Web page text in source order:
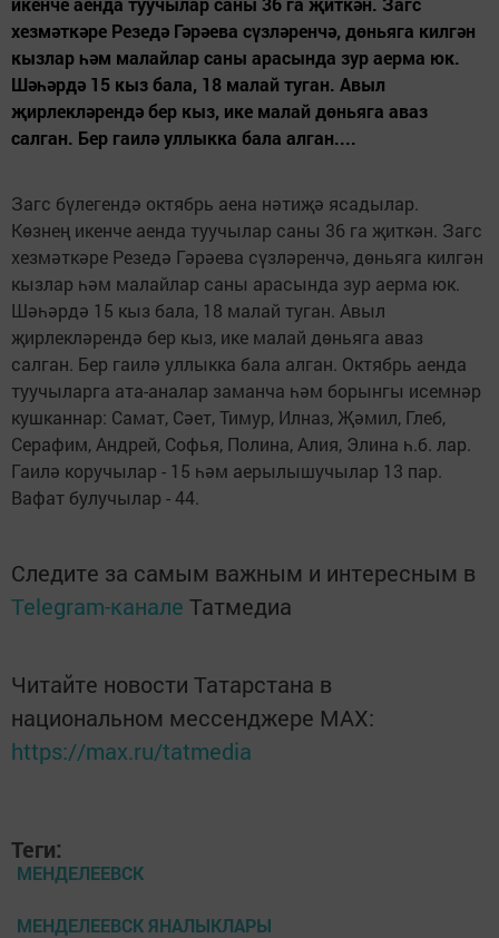
хезмәткәре Резедә Гәрәева сүзләренчә, дөньяга килгән
кызлар һәм малайлар саны арасында зур аерма юк.
Шәһәрдә 15 кыз бала, 18 малай туган. Авыл
җирлекләрендә бер кыз, ике малай дөньяга аваз
салган. Бер гаилә уллыкка бала алган....
Загс бүлегендә октябрь аена нәтиҗә ясадылар.
Көзнең икенче аенда туучылар саны 36 га җиткән. Загс
хезмәткәре Резедә Гәрәева сүзләренчә, дөньяга килгән
кызлар һәм малайлар саны арасында зур аерма юк.
Шәһәрдә 15 кыз бала, 18 малай туган. Авыл
җирлекләрендә бер кыз, ике малай дөньяга аваз
салган. Бер гаилә уллыкка бала алган. Октябрь аенда
туучыларга ата-аналар заманча һәм борынгы исемнәр
кушканнар: Самат, Сәет, Тимур, Илназ, Җәмил, Глеб,
Серафим, Андрей, Софья, Полина, Алия, Элина һ.б. лар.
Гаилә коручылар - 15 һәм аерылышучылар 13 пар.
Вафат булучылар - 44.
Следите за самым важным и интересным в
Telegram-канале Татмедиа
Читайте новости Татарстана в
национальном мессенджере MАХ:
https://max.ru/tatmedia
Теги:
МЕНДЕЛЕЕВСК
МЕНДЕЛЕЕВСК ЯНАЛЫКЛАРЫ